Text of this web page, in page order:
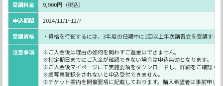
受講料金
9,900円（税込）
申込期間
2024/11/1~12/7
受講資格
・資格を行使するには、3年度の任期中に1回以上年次講習会を受講する
注意事項
※ご入金後は理由の如何を問わずご返金はできません。
※指定期日までにご入金が確認できない場合は申込無効となります。
※ご入金後マイページにて実施要項をダウンロードし、詳細をご確認く
※顔写真登録をされないと申込受付できません。
※チケット案内を開催要項に記載しております。購入希望者は事前申し